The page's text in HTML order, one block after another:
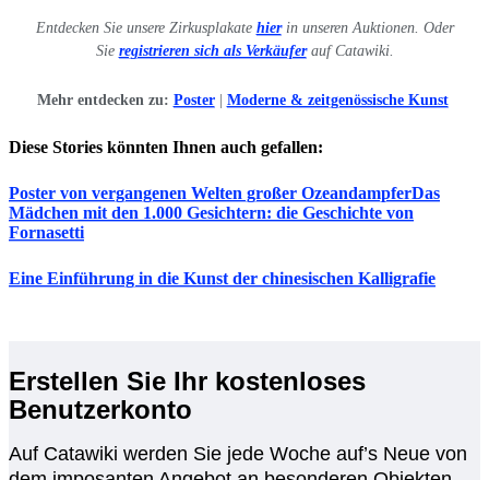
Entdecken Sie unsere Zirkusplakate hierin unseren Auktionen. Oder
Sie registrieren sich als Verkäuferauf Catawiki.
Mehr entdecken zu: Poster| Moderne & zeitgenössische Kunst
Diese Stories könnten Ihnen auch gefallen:
Poster von vergangenen Welten großer OzeandampferDas
Mädchen mit den 1.000 Gesichtern: die Geschichte von
Fornasetti
Eine Einführung in die Kunst der chinesischen Kalligrafie
Erstellen Sie Ihr kostenloses
Benutzerkonto
Auf Catawiki werden Sie jede Woche auf’s Neue von